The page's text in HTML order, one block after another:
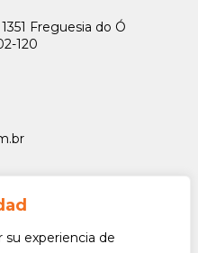
su experiencia de
Freguesia do Ó
120